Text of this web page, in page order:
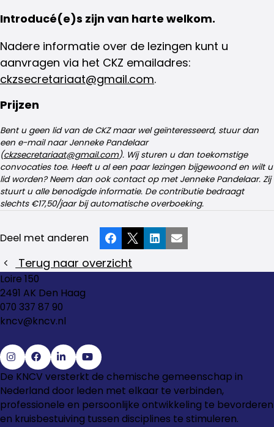
Introducé(e)s zijn van harte welkom.
Nadere informatie over de lezingen kunt u
aanvragen via het CKZ emailadres:
ckzsecretariaat@gmail.com.
Prijzen
Bent u geen lid van de CKZ maar wel geïnteresseerd, stuur dan
een e-mail naar Jenneke Pandelaar
(ckzsecretariaat@gmail.com). Wij sturen u dan toekomstige
convocaties toe. Heeft u al een paar lezingen bijgewoond en wilt u
lid worden? Neem dan ook contact op met Jenneke Pandelaar. Zij
stuurt u alle benodigde informatie. De contributie bedraagt
slechts €17,50/jaar bij automatische overboeking.
Deel met anderen Facebook
X LinkedInE-mail
Terug naar overzicht
Loire 150
2491 AK Den Haag
070 337 87 90
kncv@kncv.nl
Ga
naar
Instagram
Ga
naar
Facebook
Ga
naar
LinkedIn
Ga
naar
YouTube
De KNCV versterkt de chemische gemeenschap in
Nederland door leden met elkaar te verbinden,
professionele en persoonlijke ontwikkeling te bevorderen
en kruisbestuiving tussen disciplines te stimuleren.